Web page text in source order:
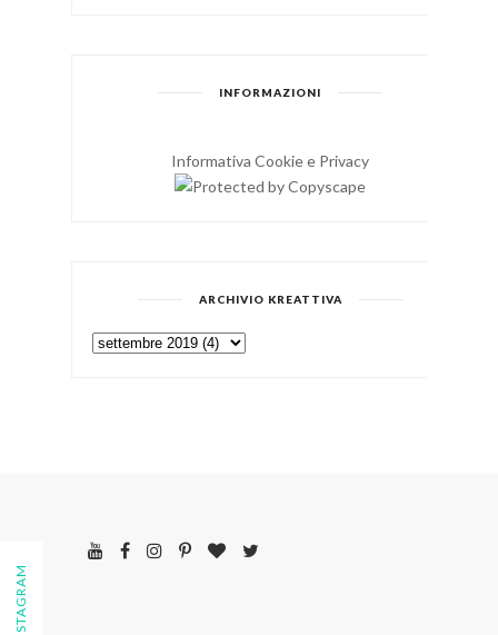
INFORMAZIONI
Informativa Cookie e Privacy
ARCHIVIO KREATTIVA